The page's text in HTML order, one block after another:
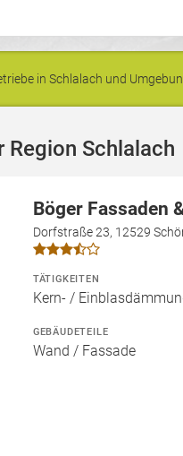
in Schlalach und
Region Schlalach
Böger Fassaden
Dorfstraße 23, 12529
TÄTIGKEITEN
Kern- /
GEBÄUDETEILE
Wand / Fassade